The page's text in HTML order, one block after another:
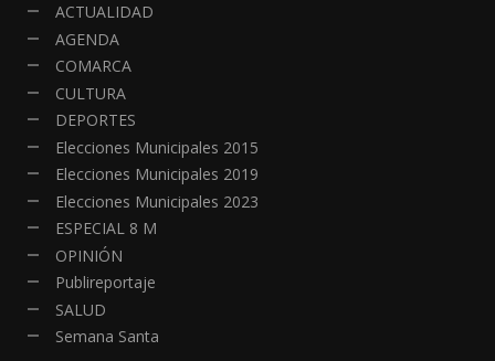
ACTUALIDAD
AGENDA
COMARCA
CULTURA
DEPORTES
Elecciones Municipales 2015
Elecciones Municipales 2019
Elecciones Municipales 2023
ESPECIAL 8 M
OPINIÓN
Publireportaje
SALUD
Semana Santa